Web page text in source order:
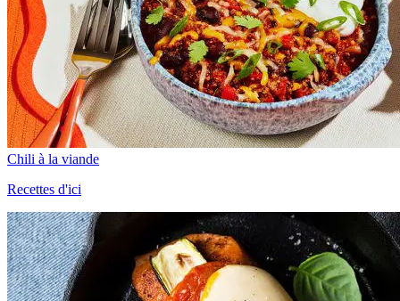
Chili à la viande
Recettes d'ici